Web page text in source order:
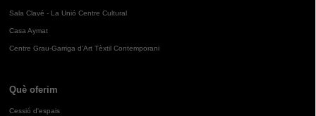
Sala Clavé - La Unió Centre Cultural
Casa Aymat
Centre Grau-Garriga d'Art Tèxtil Contemporani
Què oferim
Cessió d'espais